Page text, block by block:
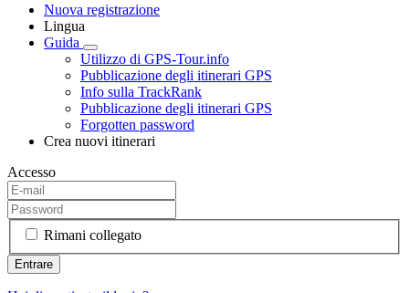
Nuova registrazione
Lingua
Guida
Utilizzo di GPS-Tour.info
Pubblicazione degli itinerari GPS
Info sulla TrackRank
Pubblicazione degli itinerari GPS
Forgotten password
Crea nuovi itinerari
Accesso
Rimani collegato